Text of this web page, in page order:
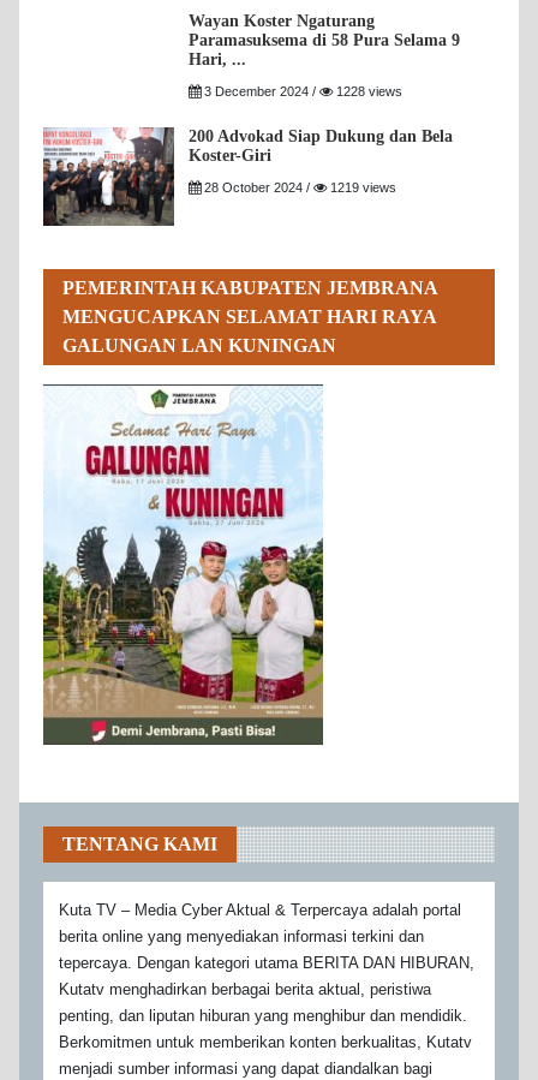
Wayan Koster Ngaturang
Paramasuksema di 58 Pura Selama 9
Hari, ...
3 December 2024 / 1228 views
200 Advokad Siap Dukung dan Bela
Koster-Giri
28 October 2024 / 1219 views
PEMERINTAH KABUPATEN JEMBRANA
MENGUCAPKAN SELAMAT HARI RAYA
GALUNGAN LAN KUNINGAN
TENTANG KAMI
Kuta TV – Media Cyber Aktual & Terpercaya adalah portal
berita online yang menyediakan informasi terkini dan
tepercaya. Dengan kategori utama BERITA DAN HIBURAN,
Kutatv menghadirkan berbagai berita aktual, peristiwa
penting, dan liputan hiburan yang menghibur dan mendidik.
Berkomitmen untuk memberikan konten berkualitas, Kutatv
menjadi sumber informasi yang dapat diandalkan bagi